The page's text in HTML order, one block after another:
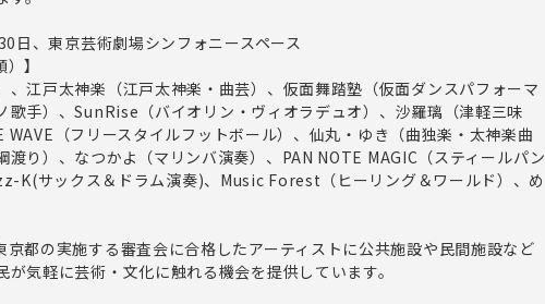
日、東京芸術劇場シンフォニースペース
】
、江戸太神楽（江戸太神楽・曲芸）、仮面舞踏塾（仮面ダンスパフォーマ
手）、SunRise（バイオリン・ヴィオラデュオ）、沙羅璃（津軽三味
WAVE（フリースタイルフットボール）、仙丸・ゆき（曲独楽・太神楽曲
渡り）、なつかよ（マリンバ演奏）、PAN NOTE MAGIC（スティールパン
K(サックス＆ドラム演奏)、Music Forest（ヒーリング＆ワールド）、め
都の実施する審査会に合格したアーティストに公共施設や民間施設など
気軽に芸術・文化に触れる機会を提供しています。